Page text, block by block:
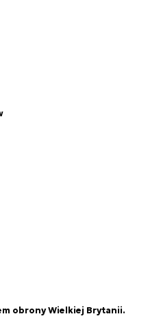
obrony Wielkiej Brytanii.